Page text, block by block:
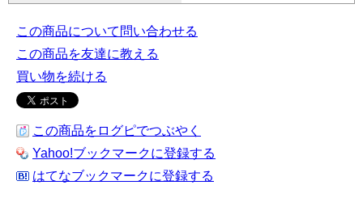
この商品について問い合わせる
この商品を友達に教える
買い物を続ける
この商品をログピでつぶやく
Yahoo!ブックマークに登録する
はてなブックマークに登録する